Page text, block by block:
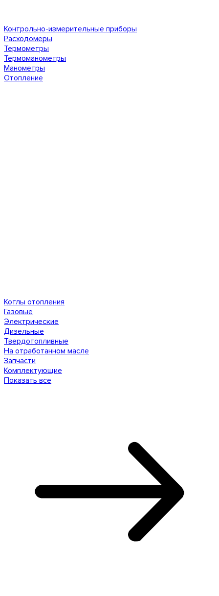
Контрольно-измерительные приборы
Расходомеры
Термометры
Термоманометры
Манометры
Отопление
Котлы отопления
Газовые
Электрические
Дизельные
Твердотопливные
На отработанном масле
Запчасти
Комплектующие
Показать все